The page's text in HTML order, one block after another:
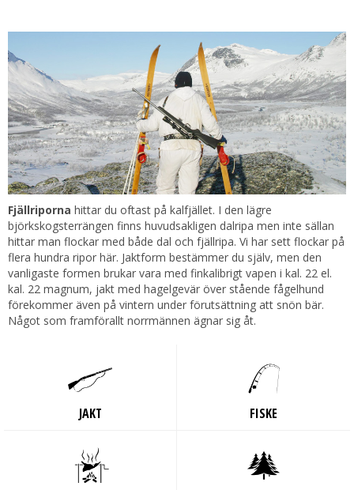
Fjällriporna hittar du oftast på kalfjället. I den lägre
björkskogsterrängen finns huvudsakligen dalripa men inte sällan
hittar man flockar med både dal och fjällripa. Vi har sett flockar på
flera hundra ripor här. Jaktform bestämmer du själv, men den
vanligaste formen brukar vara med finkalibrigt vapen i kal. 22 el.
kal. 22 magnum, jakt med hagelgevär över stående fågelhund
förekommer även på vintern under förutsättning att snön bär.
Något som framförallt norrmännen ägnar sig åt.
JAKT FISKE